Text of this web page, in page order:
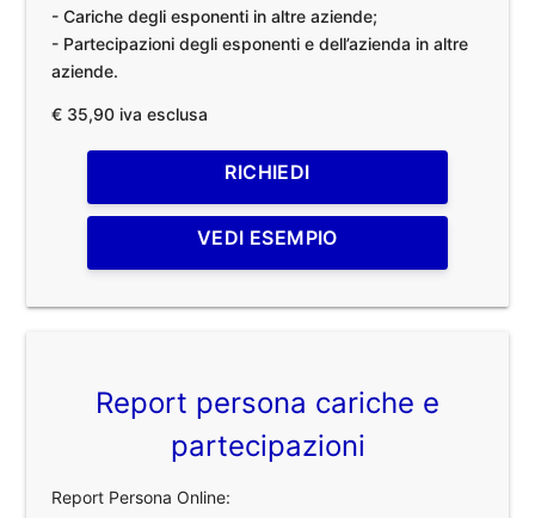
- Cariche degli esponenti in altre aziende;
- Partecipazioni degli esponenti e dell’azienda in altre
aziende.
€ 35,90 iva esclusa
RICHIEDI
VEDI ESEMPIO
Report persona cariche e
partecipazioni
Report Persona Online: